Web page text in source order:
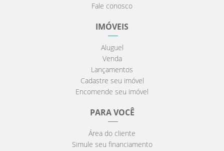
Fale conosco
IMÓVEIS
Aluguel
Venda
Lançamentos
Cadastre seu imóvel
Encomende seu imóvel
PARA VOCÊ
Área do cliente
Simule seu financiamento